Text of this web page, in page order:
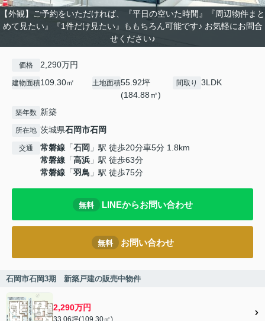
【外観】ご予約をいただければ、『平日の空いた時間』『周辺物件まと
めて見たい』『1件だけ見たい』ももちろん可能です♪ お気軽にお問合
せください♪
価格 2,290万円
建物面積109.30㎡ 土地面積55.92坪
(184.88㎡)
間取り 3LDK
築年数 新築
所在地 茨城県石岡市石岡
交通 常磐線 「石岡 」駅 徒歩20分車5分 1.8km
常磐線 「高浜 」駅 徒歩63分
常磐線 「羽鳥 」駅 徒歩75分
無料 LINEからお問い合わせ
無料 お問い合わせ
石岡市石岡3期 新築戸建の販売中物件
2,290万円
33.06坪(109.30㎡)